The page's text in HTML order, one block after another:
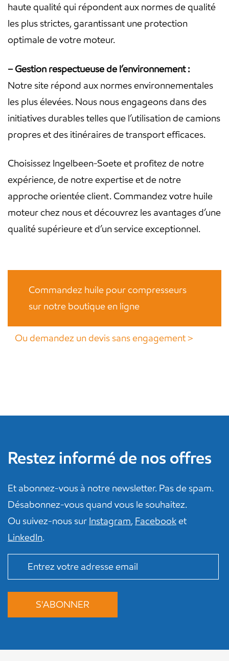
haute qualité qui répondent aux normes de qualité
les plus strictes, garantissant une protection
optimale de votre moteur.
– Gestion respectueuse de l’environnement :
Notre site répond aux normes environnementales
les plus élevées. Nous nous engageons dans des
initiatives durables telles que l’utilisation de camions
propres et des itinéraires de transport efficaces.
Choisissez Ingelbeen-Soete et profitez de notre
expérience, de notre expertise et de notre
approche orientée client. Commandez votre huile
moteur chez nous et découvrez les avantages d’une
qualité supérieure et d’un service exceptionnel.
Commandez huile pour compresseurs
sur notre boutique en ligne
Ou demandez un devis sans engagement＞
Restez informé de nos offres
Et abonnez-vous à notre newsletter. Pas de spam.
Désabonnez-vous quand vous le souhaitez.
Ou suivez-nous sur Instagram, Facebooket
LinkedIn.